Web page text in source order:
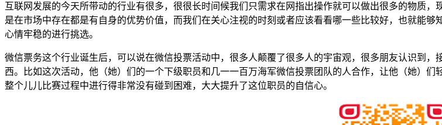
互联网发展的今天所带动的行业有很多，很很长时间候我们只需求在网指出操作就可以做出很多的物质
是在市场中存在都是有自身的优势价值，而我们在关心注视的时刻或者应该看看哪一些比较好，也就能
心情牢稳的进行挑选。
微信票务这个行业诞生后，可以说在微信投票活动中，很多人颠覆了很多人的宇宙观，很多朋友认识到
西。比如这次活动，他（她）们的一个下级职员和几一一百万海军微信投票团队的人合作，让他（她）
整个儿儿比赛过程中进行得非常没有碰到困难，大大提升了这位职员的自信心。